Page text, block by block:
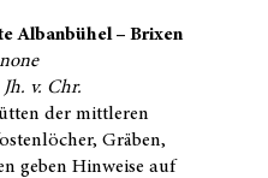
Albanbühel – Brixen
v. Chr.
der mittleren
Gräben,
geben Hinweise auf